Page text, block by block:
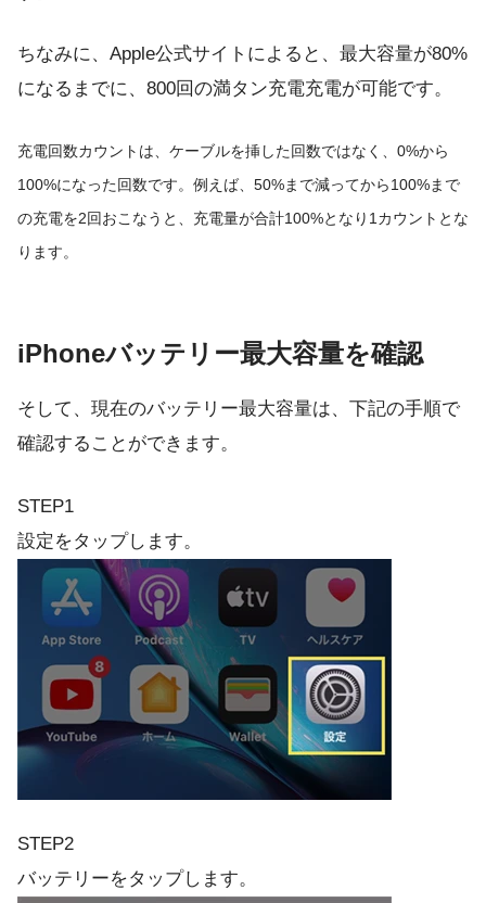
ちなみに、Apple公式サイトによると、最大容量が80%
になるまでに、800回の満タン充電充電が可能です。
充電回数カウントは、ケーブルを挿した回数ではなく、0%から
100%になった回数です。例えば、50%まで減ってから100%まで
の充電を2回おこなうと、充電量が合計100%となり1カウントとな
ります。
iPhoneバッテリー最大容量を確認
そして、現在のバッテリー最大容量は、下記の手順で
確認することができます。
STEP1
設定をタップします。
STEP2
バッテリーをタップします。